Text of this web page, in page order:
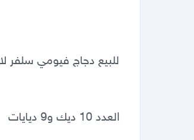
للبيع دجاج فيومي سلفر
العدد 10 ديك و9 ديايات